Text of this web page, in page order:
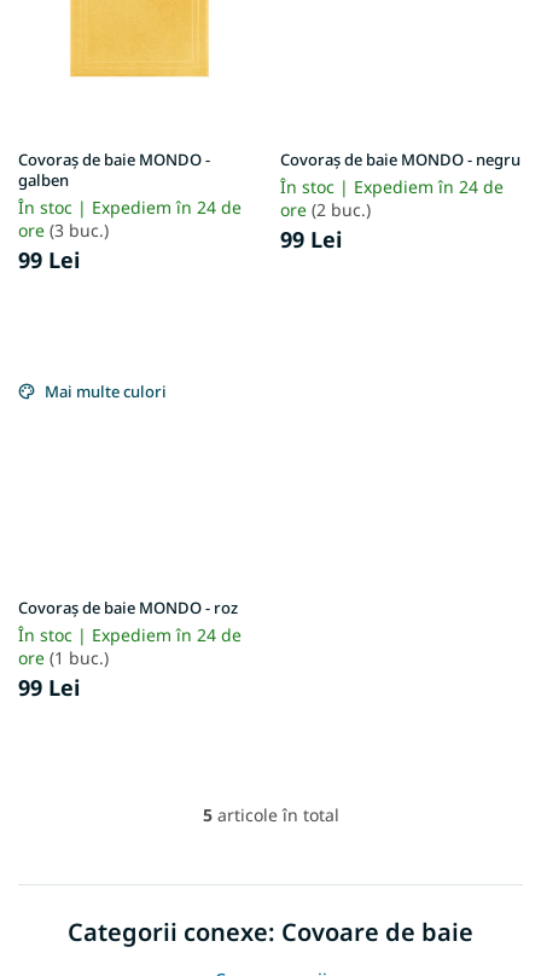
Covoraș de baie MONDO -
galben
În stoc | Expediem în 24 de
ore (3 buc.)
99 Lei
Covoraș de baie MONDO - negru
În stoc | Expediem în 24 de
ore (2 buc.)
99 Lei
Mai multe culori
Covoraș de baie MONDO - roz
În stoc | Expediem în 24 de
ore (1 buc.)
99 Lei
C
t
o
5articole în total
Categorii conexe: Covoare de baie